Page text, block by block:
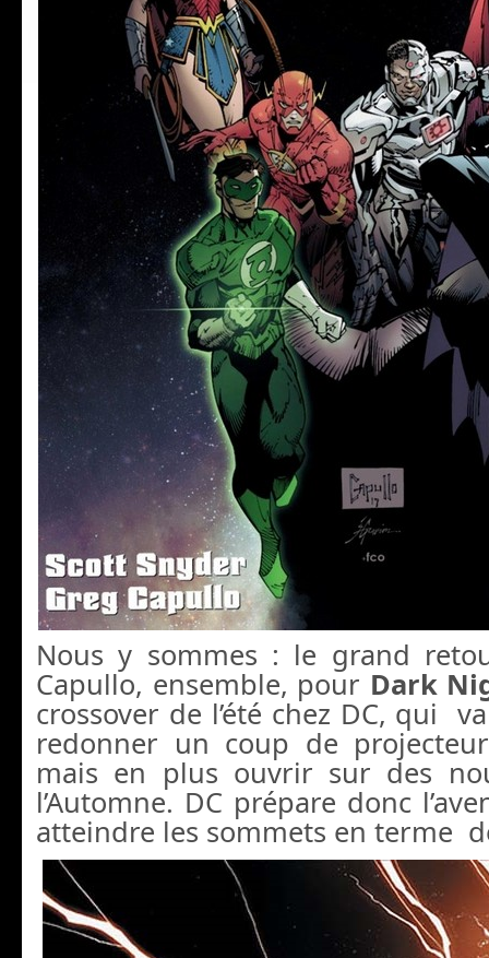
Nous y sommes : le grand
Capullo, ensemble, pour Dark
crossover de l’été chez DC, qui
redonner un coup de
mais en plus ouvrir sur des
l’Automne. DC prépare donc
atteindre les sommets en terme